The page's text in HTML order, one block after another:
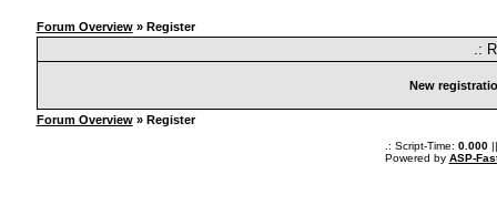
Forum Overview» Register
.:
New
Forum Overview» Register
.: Script-Time: 0.000||
Powered by ASP-